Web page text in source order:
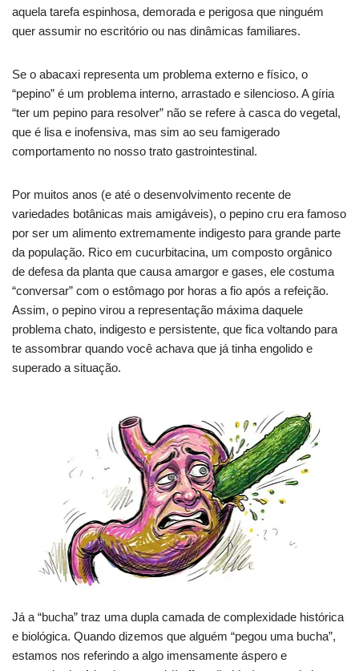
aquela tarefa espinhosa, demorada e perigosa que ninguém
quer assumir no escritório ou nas dinâmicas familiares.
Se o abacaxi representa um problema externo e físico, o
“pepino” é um problema interno, arrastado e silencioso. A gíria
“ter um pepino para resolver” não se refere à casca do vegetal,
que é lisa e inofensiva, mas sim ao seu famigerado
comportamento no nosso trato gastrointestinal.
Por muitos anos (e até o desenvolvimento recente de
variedades botânicas mais amigáveis), o pepino cru era famoso
por ser um alimento extremamente indigesto para grande parte
da população. Rico em cucurbitacina, um composto orgânico
de defesa da planta que causa amargor e gases, ele costuma
“conversar” com o estômago por horas a fio após a refeição.
Assim, o pepino virou a representação máxima daquele
problema chato, indigesto e persistente, que fica voltando para
te assombrar quando você achava que já tinha engolido e
superado a situação.
Já a “bucha” traz uma dupla camada de complexidade histórica
e biológica. Quando dizemos que alguém “pegou uma bucha”,
estamos nos referindo a algo imensamente áspero e